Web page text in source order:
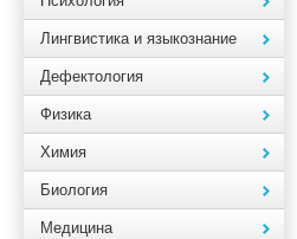
Лингвистика и языкознание
Дефектология
Физика
Химия
Биология
Медицина